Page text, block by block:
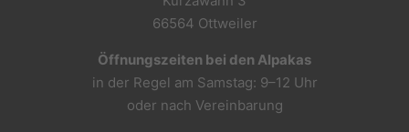
66564 Ottweiler
Öffnungszeiten bei den Alpakas
in der Regel am Samstag: 9–12 Uhr
oder nach Vereinbarung